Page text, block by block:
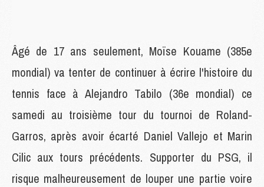
Âgé de 17 ans seulement, Moïse Kouame (385e
mondial) va tenter de continuer à écrire l'histoire du
tennis face à Alejandro Tabilo (36e mondial) ce
samedi au troisième tour du tournoi de Roland-
Garros, après avoir écarté Daniel Vallejo et Marin
Cilic aux tours précédents. Supporter du PSG, il
risque malheureusement de louper une partie voire